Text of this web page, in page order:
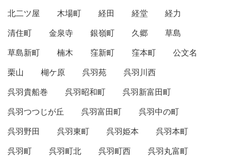
北二ツ屋
木場町 経田 経堂
経力
清住町
金泉寺 銀嶺町 久郷
草島
草島新町
楠木 窪新町 窪本町
公文名
栗山
楜ケ原 呉羽苑
呉羽川西
呉羽貴船巻
呉羽昭和町
呉羽新富田町
呉羽つつじが丘
呉羽富田町
呉羽中の町
呉羽野田
呉羽東町 呉羽姫本
呉羽本町
呉羽町
呉羽町北 呉羽町西
呉羽丸富町